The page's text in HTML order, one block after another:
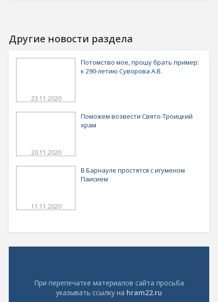
Другие новости раздела
23.11.2020
Потомство мое, прошу брать пример:
к 290-летию Суворова А.В.
20.11.2020
Поможем возвести Свято-Троицкий
храм
11.11.2020
В Барнауле простятся с игуменом
Паисием
При перепечатке материалов сайта просьба
указывать ссылку на hram22.ru